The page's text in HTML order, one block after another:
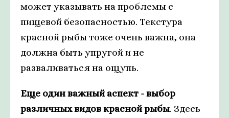
может указывать на проблемы с
пищевой безопасностью. Текстура
красной рыбы тоже очень важна, она
должна быть упругой и не
разваливаться на ощупь.
Еще один важный аспект - выбор
различных видов красной рыбы. Здесь